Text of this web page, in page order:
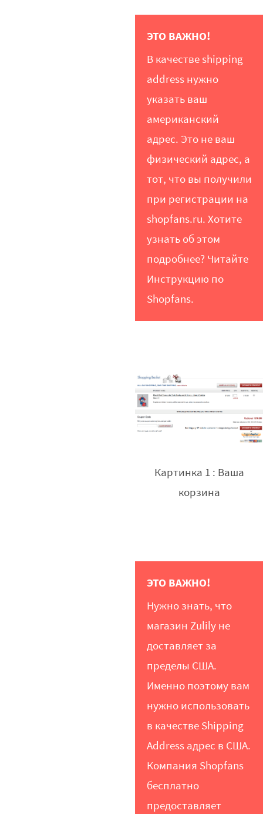
ЭТО ВАЖНО!
В качестве shipping
address нужно
указать ваш
американский
адрес. Это не ваш
физический адрес, а
тот, что вы получили
при регистрации на
shopfans.ru. Хотите
узнать об этом
подробнее? Читайте
Инструкцию по
Shopfans.
Картинка 1 : Ваша
корзина
ЭТО ВАЖНО!
Нужно знать, что
магазин Zulily не
доставляет за
пределы США.
Именно поэтому вам
нужно использовать
в качестве Shipping
Address адрес в США.
Компания Shopfans
бесплатно
предоставляет